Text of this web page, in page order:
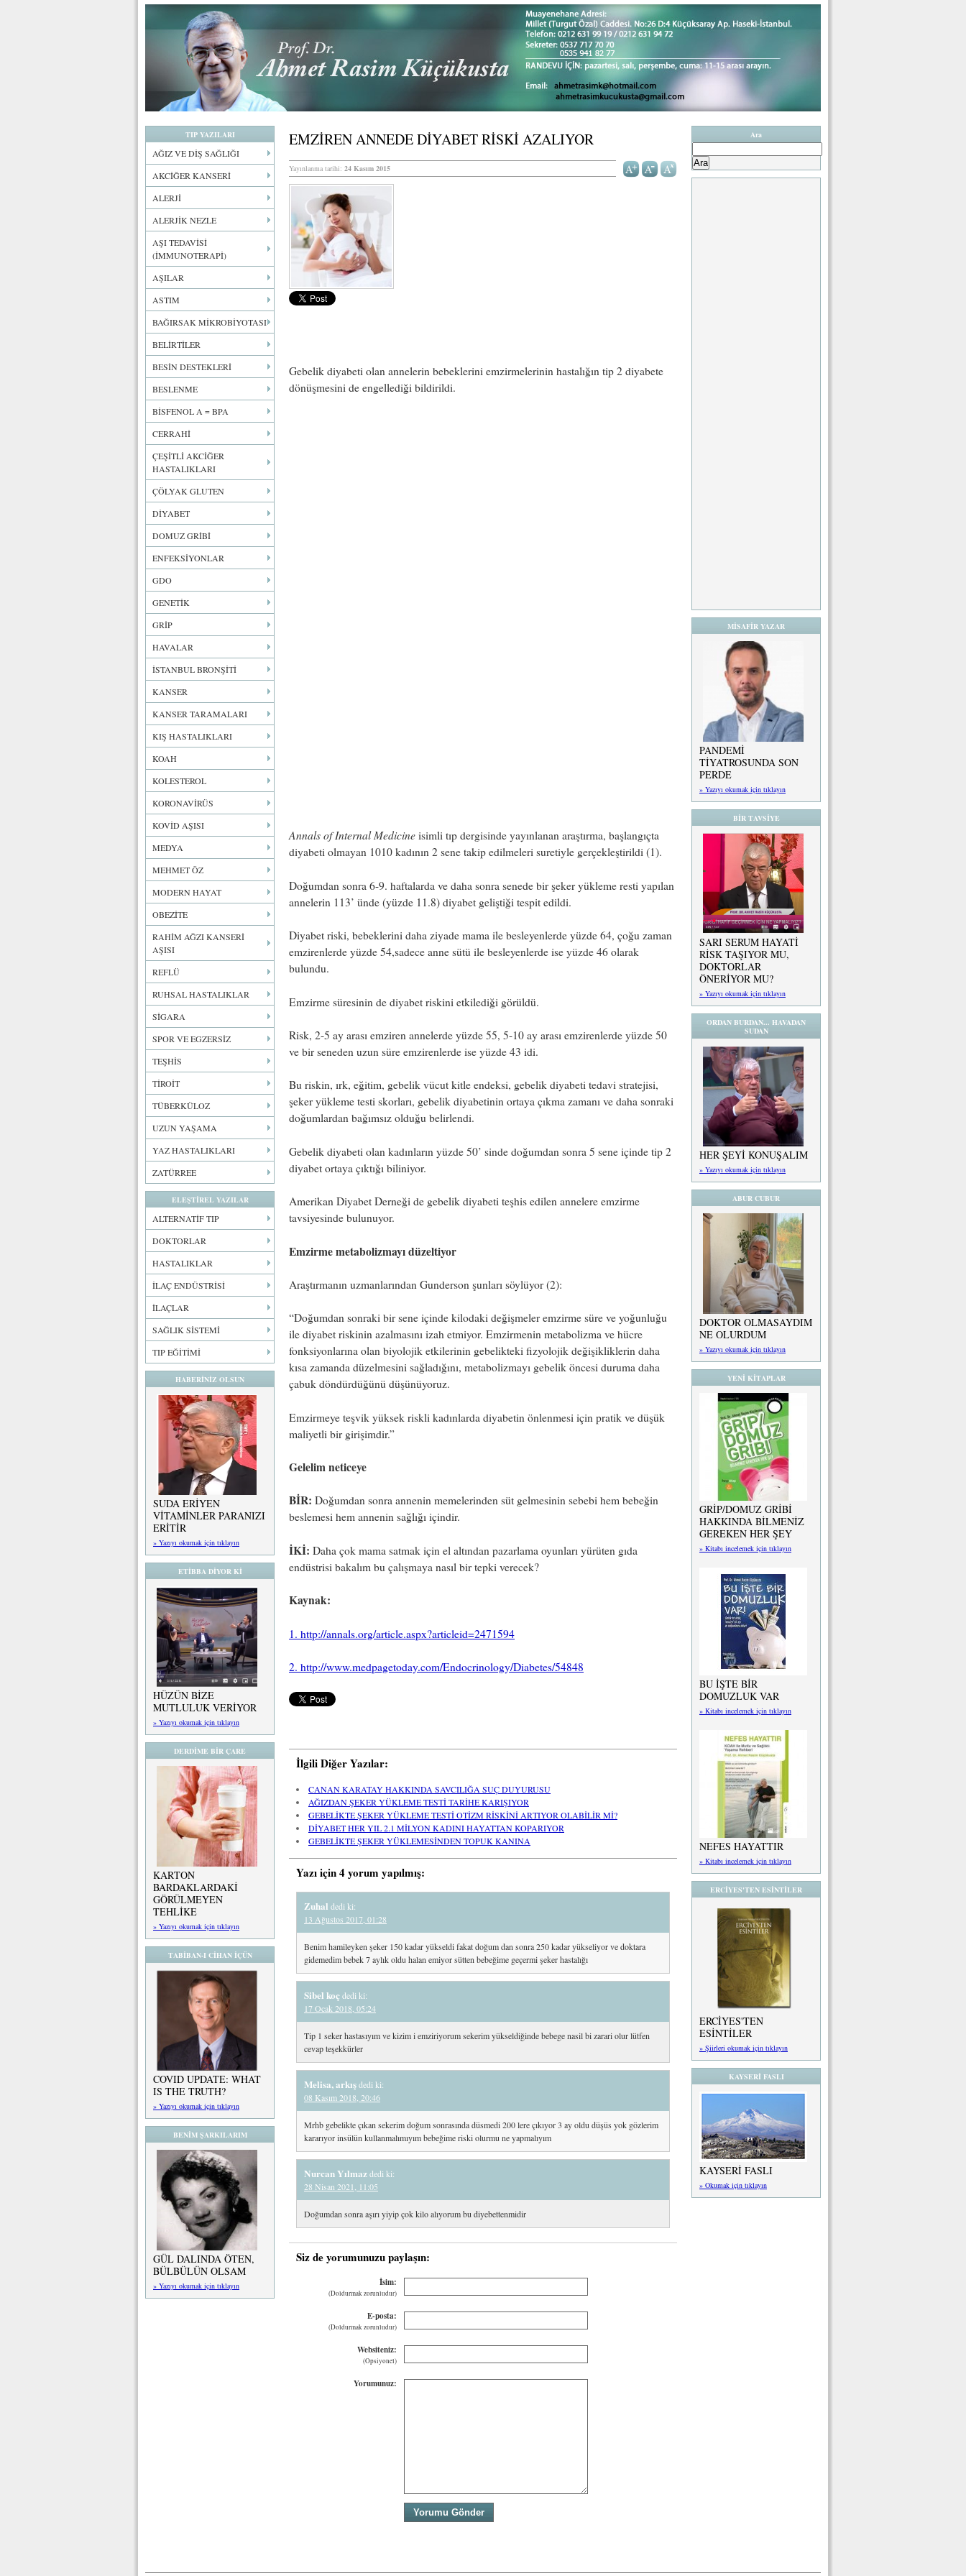
TIP YAZILARI
AĞIZ VE DİŞ SAĞLIĞI
AKCİĞER KANSERİ
ALERJİ
ALERJİK NEZLE
AŞI TEDAVİSİ
(İMMUNOTERAPİ)
AŞILAR
ASTIM
BAĞIRSAK MİKROBİYOTASI
BELİRTİLER
BESİN DESTEKLERİ
BESLENME
BİSFENOL A = BPA
CERRAHİ
ÇEŞİTLİ AKCİĞER
HASTALIKLARI
ÇÖLYAK GLUTEN
DİYABET
DOMUZ GRİBİ
ENFEKSİYONLAR
GDO
GENETİK
GRİP
HAVALAR
İSTANBUL BRONŞİTİ
KANSER
KANSER TARAMALARI
KIŞ HASTALIKLARI
KOAH
KOLESTEROL
KORONAVİRÜS
KOVİD AŞISI
MEDYA
MEHMET ÖZ
MODERN HAYAT
OBEZİTE
RAHİM AĞZI KANSERİ
AŞISI
REFLÜ
RUHSAL HASTALIKLAR
SİGARA
SPOR VE EGZERSİZ
TEŞHİS
TİROİT
TÜBERKÜLOZ
UZUN YAŞAMA
YAZ HASTALIKLARI
ZATÜRREE
ELEŞTİREL YAZILAR
ALTERNATİF TIP
DOKTORLAR
HASTALIKLAR
İLAÇ ENDÜSTRİSİ
İLAÇLAR
SAĞLIK SİSTEMİ
TIP EĞİTİMİ
HABERİNİZ OLSUN
SUDA ERİYEN
VİTAMİNLER PARANIZI
ERİTİR
» Yazıyı okumak için tıklayın
ETİBBA DİYOR Kİ
HÜZÜN BİZE
MUTLULUK VERİYOR
» Yazıyı okumak için tıklayın
DERDİME BİR ÇARE
KARTON
BARDAKLARDAKİ
GÖRÜLMEYEN
TEHLİKE
» Yazıyı okumak için tıklayın
TABİBAN-I CİHAN İÇÜN
COVID UPDATE: WHAT
IS THE TRUTH?
» Yazıyı okumak için tıklayın
BENİM ŞARKILARIM
GÜL DALINDA ÖTEN,
BÜLBÜLÜN OLSAM
» Yazıyı okumak için tıklayın
EMZİREN ANNEDE DİYABET RİSKİ AZALIYOR
Yayınlanma tarihi: 24 Kasım 2015
Gebelik diyabeti olan annelerin bebeklerini emzirmelerinin hastalığın tip 2 diyabete
dönüşmesini de engellediği bildirildi.
Annals of Internal Medicine isimli tıp dergisinde yayınlanan araştırma, başlangıçta
diyabeti olmayan 1010 kadının 2 sene takip edilmeleri suretiyle gerçekleştirildi (1).
Doğumdan sonra 6-9. haftalarda ve daha sonra senede bir şeker yükleme resti yapılan
annelerin 113’ ünde (yüzde 11.8) diyabet geliştiği tespit edildi.
Diyabet riski, bebeklerini daha ziyade mama ile besleyenlerde yüzde 64, çoğu zaman
emzirenlerde yüzde 54,sadece anne sütü ile besleyenlerde ise yüzde 46 olarak
bulundu.
Emzirme süresinin de diyabet riskini etkilediği görüldü.
Risk, 2-5 ay arası emziren annelerde yüzde 55, 5-10 ay arası emzirenlerde yüzde 50
ve bir seneden uzun süre emzirenlerde ise yüzde 43 idi.
Bu riskin, ırk, eğitim, gebelik vücut kitle endeksi, gebelik diyabeti tedavi stratejisi,
şeker yükleme testi skorları, gebelik diyabetinin ortaya çıkma zamanı ve daha sonraki
doğumlardan bağımsız olduğu belirlendi.
Gebelik diyabeti olan kadınların yüzde 50’ sinde doğumdan sonra 5 sene içinde tip 2
diyabet ortaya çıktığı biliniyor.
Amerikan Diyabet Derneği de gebelik diyabeti teşhis edilen annelere emzirme
tavsiyesinde bulunuyor.
Emzirme metabolizmayı düzeltiyor
Araştırmanın uzmanlarından Gunderson şunları söylüyor (2):
“Doğumdan sonraki bir sene içinde kilodaki değişmeler emzirme süre ve yoğunluğu
ile diyabet riskinin azalmasını izah etmiyor. Emzirmenin metabolizma ve hücre
fonksiyonlarına olan biyolojik etkilerinin gebelikteki fizyolojik değişikliklerin daha
kısa zamanda düzelmesini sağladığını, metabolizmayı gebelik öncesi duruma daha
çabuk döndürdüğünü düşünüyoruz.
Emzirmeye teşvik yüksek riskli kadınlarda diyabetin önlenmesi için pratik ve düşük
maliyetli bir girişimdir.”
Gelelim neticeye
BİR: Doğumdan sonra annenin memelerinden süt gelmesinin sebebi hem bebeğin
beslemesi hem annenin sağlığı içindir.
İKİ: Daha çok mama satmak için el altından pazarlama oyunları yürüten gıda
endüstrisi bakalım bu çalışmaya nasıl bir tepki verecek?
Kaynak:
1. http://annals.org/article.aspx?articleid=2471594
2. http://www.medpagetoday.com/Endocrinology/Diabetes/54848
İlgili Diğer Yazılar:
CANAN KARATAY HAKKINDA SAVCILIĞA SUÇ DUYURUSU
AĞIZDAN ŞEKER YÜKLEME TESTİ TARİHE KARIŞIYOR
GEBELİKTE ŞEKER YÜKLEME TESTİ OTİZM RİSKİNİ ARTIYOR OLABİLİR Mİ?
DİYABET HER YIL 2.1 MİLYON KADINI HAYATTAN KOPARIYOR
GEBELİKTE ŞEKER YÜKLEMESİNDEN TOPUK KANINA
Yazı için 4 yorum yapılmış:
Zuhal dedi ki:
13 Ağustos 2017, 01:28
Benim hamileyken şeker 150 kadar yükseldi fakat doğum dan sonra 250 kadar yükseliyor ve doktara
gidemedim bebek 7 aylık oldu halan emiyor sütten bebeğime geçermi şeker hastalığı
Sibel koçdedi ki:
17 Ocak 2018, 05:24
Tip 1 seker hastasıyım ve kizim i emziriyorum sekerim yükseldiğinde bebege nasil bi zarari olur lütfen
cevap teşekkürler
Melisa, arkışdedi ki:
08 Kasım 2018, 20:46
Mrhb gebelikte çıkan sekerim doğum sonrasında düsmedi 200 lere çıkıyor 3 ay oldu düşüs yok gözlerim
kararıyor insülün kullanmalımıyım bebeğime riski olurmu ne yapmalıyım
Nurcan Yılmazdedi ki:
28 Nisan 2021, 11:05
Doğumdan sonra aşırı yiyip çok kilo alıyorum bu diyebettenmidir
Siz de yorumunuzu paylaşın:
İsim:
(Doldurmak zorunludur)
E-posta:
(Doldurmak zorunludur)
Websiteniz:
(Opsiyonel)
Yorumunuz:
Ara
MİSAFİR YAZAR
PANDEMİ
TİYATROSUNDA SON
PERDE
» Yazıyı okumak için tıklayın
BİR TAVSİYE
SARI SERUM HAYATİ
RİSK TAŞIYOR MU,
DOKTORLAR
ÖNERİYOR MU?
» Yazıyı okumak için tıklayın
ORDAN BURDAN... HAVADAN
SUDAN
HER ŞEYİ KONUŞALIM
» Yazıyı okumak için tıklayın
ABUR CUBUR
DOKTOR OLMASAYDIM
NE OLURDUM
» Yazıyı okumak için tıklayın
YENİ KİTAPLAR
GRİP/DOMUZ GRİBİ
HAKKINDA BİLMENİZ
GEREKEN HER ŞEY
» Kitabı incelemek için tıklayın
BU İŞTE BİR
DOMUZLUK VAR
» Kitabı incelemek için tıklayın
NEFES HAYATTIR
» Kitabı incelemek için tıklayın
ERCİYES'TEN ESİNTİLER
ERCİYES'TEN
ESİNTİLER
» Şiirleri okumak için tıklayın
KAYSERİ FASLI
KAYSERİ FASLI
» Okumak için tıklayın